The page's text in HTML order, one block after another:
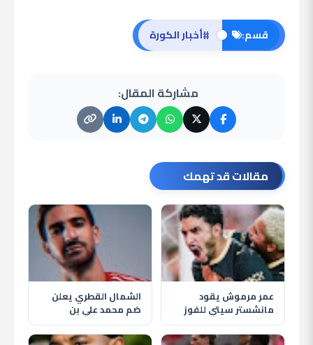
قسم: #أخبار الكورة
مشاركة المقال:
مقالات قد تهمك
عمر مرموش يقود
مانشستر سيتي للفوز
على أتلتيكو مدريد
بثلاثية ودية
الشمال القطري يعلن
ضم محمد علي بن
رمضان استعدادًا
للموسم الجديد